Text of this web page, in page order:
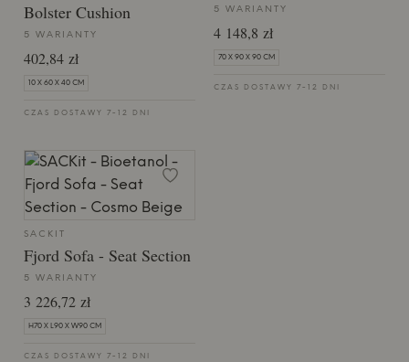
Bolster Cushion
5 WARIANTY
402,84 zł
10 X 60 X 40 CM
CZAS DOSTAWY 7-12 DNI
5 WARIANTY
4 148,8 zł
70 X 90 X 90 CM
CZAS DOSTAWY 7-12 DNI
SACKIT
Fjord Sofa - Seat Section
5 WARIANTY
3 226,72 zł
H70 X L90 X W90 CM
CZAS DOSTAWY 7-12 DNI